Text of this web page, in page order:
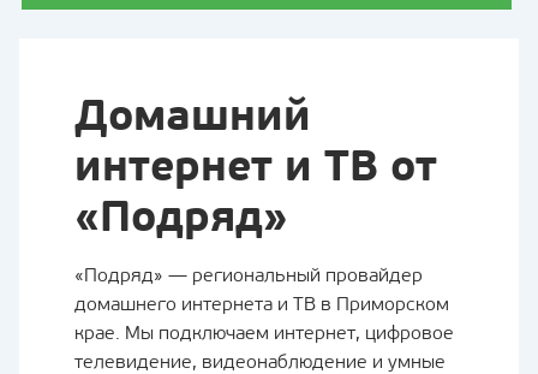
Домашний
интернет и ТВ от
«Подряд»
«Подряд» — региональный провайдер
домашнего интернета и ТВ в Приморском
крае. Мы подключаем интернет, цифровое
телевидение, видеонаблюдение и умные